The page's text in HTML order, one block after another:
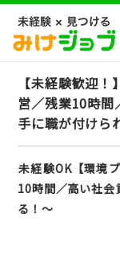
【未経験歓迎
営／残業10時間
手に職が付けら
未経験OK【環境
10時間／高い社会
る！～